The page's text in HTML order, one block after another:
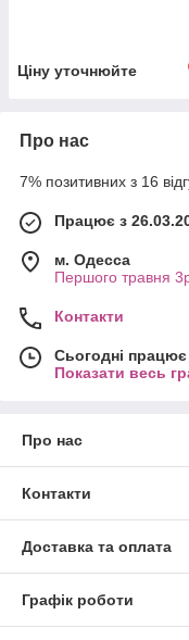
Ціну уточнюйте
Про нас
7% позитивних з 16
Працює з
м. Одесса
Першого травня
Контакти
Сьогодні
Показати весь
Про нас
Контакти
Доставка та оплата
Графік роботи